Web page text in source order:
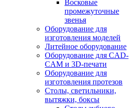
Восковые
промежуточные
звенья
Оборудование для
изготовления моделей
Литейное оборудование
Оборудование для CAD-
CAM и 3D-печати
Оборудование для
изготовления протезов
Cтолы, светильники,
вытяжки, боксы